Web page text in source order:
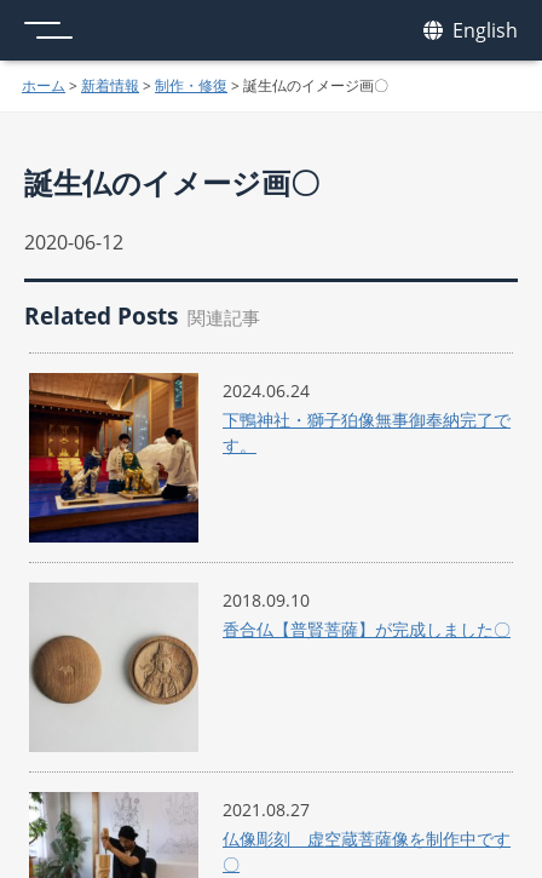
English
ホーム > 新着情報 > 制作・修復 > 誕生仏のイメージ画〇
誕生仏のイメージ画〇
2020-06-12
Related Posts 関連記事
2024.06.24
下鴨神社・獅子狛像無事御奉納完了で
す。
2018.09.10
香合仏【普賢菩薩】が完成しました〇
2021.08.27
仏像彫刻 虚空蔵菩薩像を制作中です
〇